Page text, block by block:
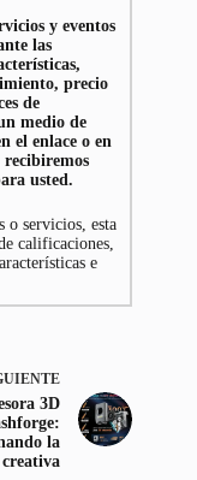
y eventos
las
precio
de
medio de
el enlace o en
usted.
o servicios, esta
calificaciones,
e
3D
la